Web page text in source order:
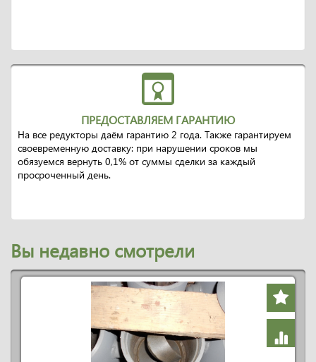
ПРЕДОСТАВЛЯЕМ ГАРАНТИЮ
На все редукторы даём гарантию 2 года. Также гарантируем
своевременную доставку: при нарушении сроков мы
обязуемся вернуть 0,1% от суммы сделки за каждый
просроченный день.
Вы недавно смотрели